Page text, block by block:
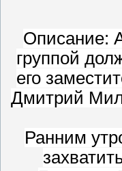
Описание:
группой
его
Дмитрий
Ранним